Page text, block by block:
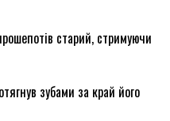
старий, стримуючи
зубами за край його